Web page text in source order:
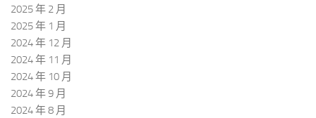
2025 年 2 月
2025 年 1 月
2024 年 12 月
2024 年 11 月
2024 年 10 月
2024 年 9 月
2024 年 8 月